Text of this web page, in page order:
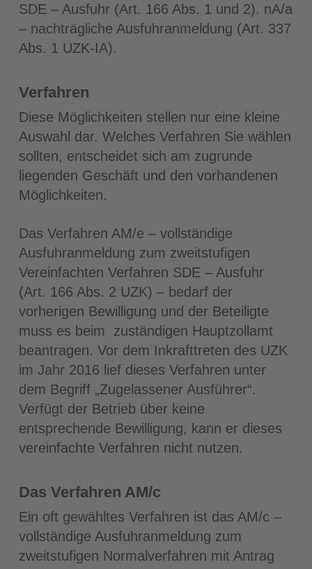
SDE – Ausfuhr (Art. 166 Abs. 1 und 2). nA/a
– nachträgliche Ausfuhranmeldung (Art. 337
Abs. 1 UZK-IA).
Verfahren
Diese Möglichkeiten stellen nur eine kleine
Auswahl dar. Welches Verfahren Sie wählen
sollten, entscheidet sich am zugrunde
liegenden Geschäft und den vorhandenen
Möglichkeiten.
Das Verfahren AM/e – vollständige
Ausfuhranmeldung zum zweitstufigen
Vereinfachten Verfahren SDE – Ausfuhr
(Art. 166 Abs. 2 UZK) – bedarf der
vorherigen Bewilligung und der Beteiligte
muss es beim zuständigen Hauptzollamt
beantragen. Vor dem Inkrafttreten des UZK
im Jahr 2016 lief dieses Verfahren unter
dem Begriff „Zugelassener Ausführer“.
Verfügt der Betrieb über keine
entsprechende Bewilligung, kann er dieses
vereinfachte Verfahren nicht nutzen.
Das Verfahren AM/c
Ein oft gewähltes Verfahren ist das AM/c –
vollständige Ausfuhranmeldung zum
zweitstufigen Normalverfahren mit Antrag